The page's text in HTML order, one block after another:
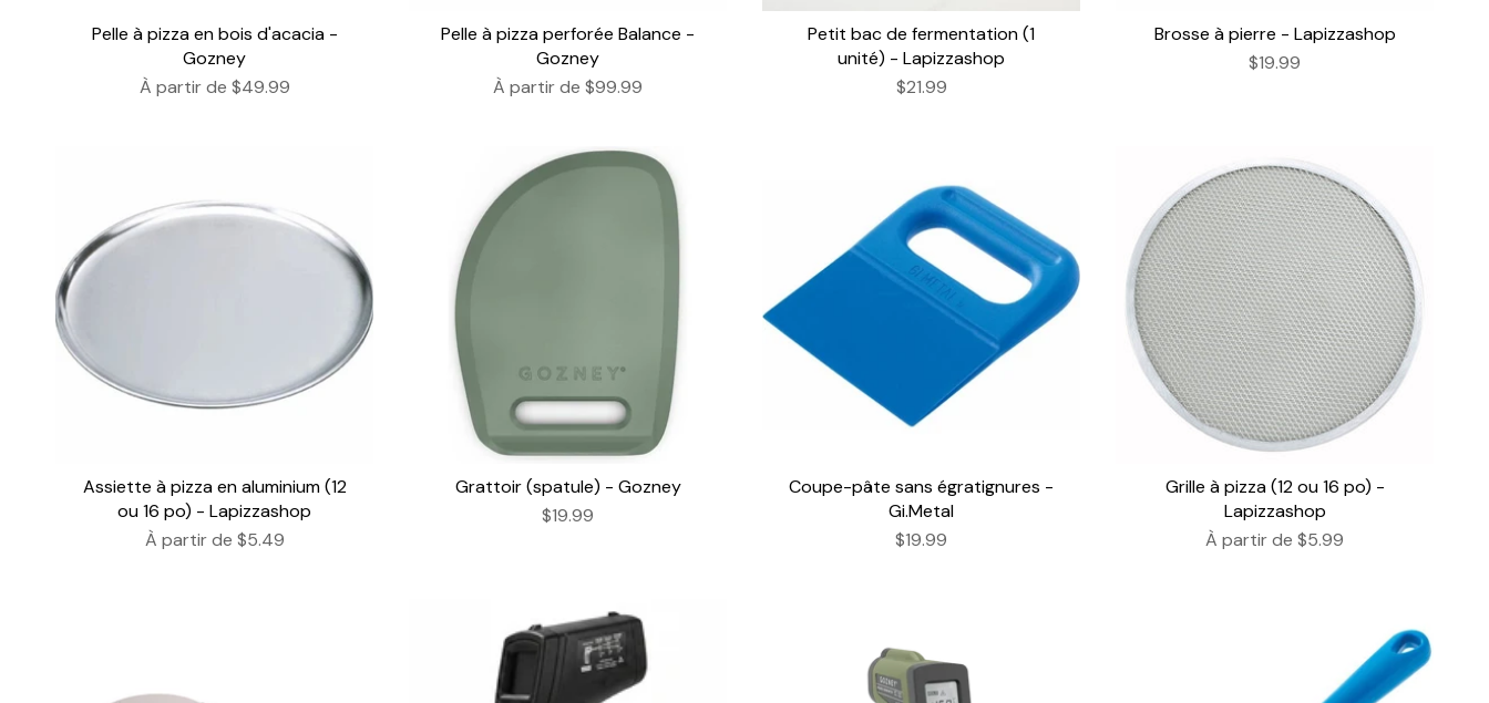
Pelle à pizza en bois d'acacia -
Gozney
À partir de $49.99
Pelle à pizza perforée Balance -
Gozney
À partir de $99.99
Petit bac de fermentation (1
unité) - Lapizzashop
$21.99
Brosse à pierre - Lapizzashop
$19.99
Assiette à pizza en aluminium (12
ou 16 po) - Lapizzashop
À partir de $5.49
Grattoir (spatule) - Gozney
$19.99
Coupe-pâte sans égratignures -
Gi.Metal
$19.99
Grille à pizza (12 ou 16 po) -
Lapizzashop
À partir de $5.99